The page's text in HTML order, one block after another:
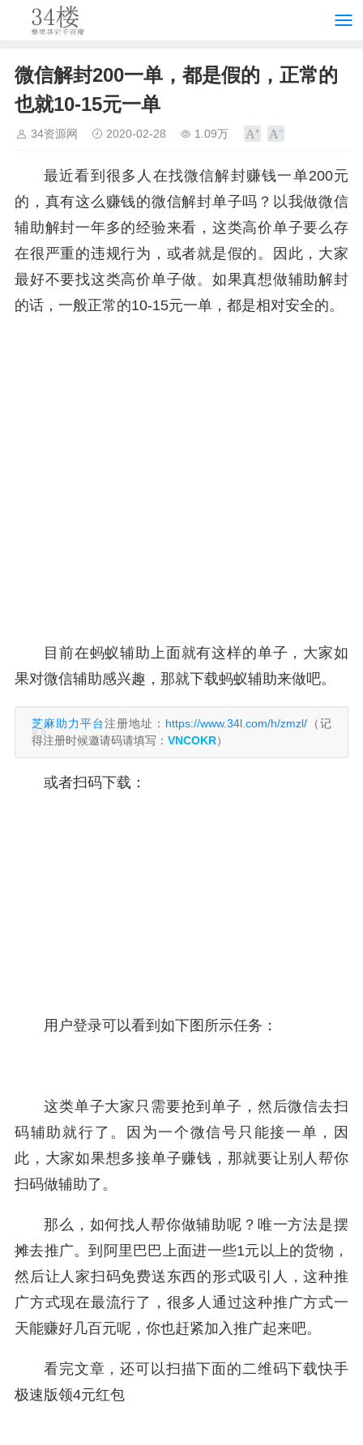
微信解封200一单，都是假的，正常的
也就10-15元一单
34资源网 2020-02-28 1.09万
最近看到很多人在找微信解封赚钱一单200元
的，真有这么赚钱的微信解封单子吗？以我做微信
辅助解封一年多的经验来看，这类高价单子要么存
在很严重的违规行为，或者就是假的。因此，大家
最好不要找这类高价单子做。如果真想做辅助解封
的话，一般正常的10-15元一单，都是相对安全的。
目前在蚂蚁辅助上面就有这样的单子，大家如
果对微信辅助感兴趣，那就下载蚂蚁辅助来做吧。
芝麻助力平台注册地址： https://www.34l.com/h/zmzl/ （记
得注册时候邀请码请填写： VNCOKR）
或者扫码下载：
用户登录可以看到如下图所示任务：
这类单子大家只需要抢到单子，然后微信去扫
码辅助就行了。因为一个微信号只能接一单，因
此，大家如果想多接单子赚钱，那就要让别人帮你
扫码做辅助了。
那么，如何找人帮你做辅助呢？唯一方法是摆
摊去推广。到阿里巴巴上面进一些1元以上的货物，
然后让人家扫码免费送东西的形式吸引人，这种推
广方式现在最流行了，很多人通过这种推广方式一
天能赚好几百元呢，你也赶紧加入推广起来吧。
看完文章，还可以扫描下面的二维码下载快手
极速版领4元红包